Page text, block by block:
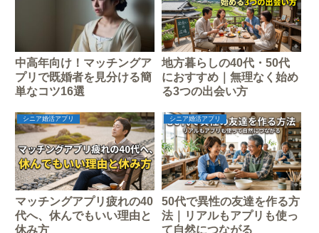
中高年向け！マッチングア
プリで既婚者を見分ける簡
単なコツ16選
地方暮らしの40代・50代
におすすめ｜無理なく始め
る3つの出会い方
シニア婚活アプリ
マッチングアプリ疲れの40
代へ、休んでもいい理由と
休み方
シニア婚活アプリ
50代で異性の友達を作る方
法｜リアルもアプリも使っ
て自然につながる